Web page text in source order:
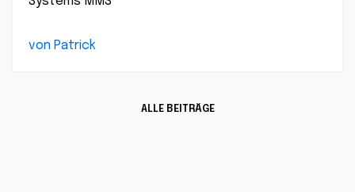
von Patrick
ALLE BEITRÄGE